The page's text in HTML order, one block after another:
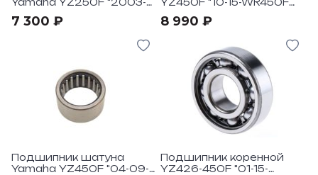
7 300 ₽ 8 990 ₽
Подшипник шатуна
Yamaha YZ450F "04-09-
Подшипник коренной
YZ426-450F "01-15-